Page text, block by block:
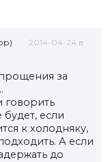
2014-04-24 в
за
говорить
если
к холодняку,
А если
до